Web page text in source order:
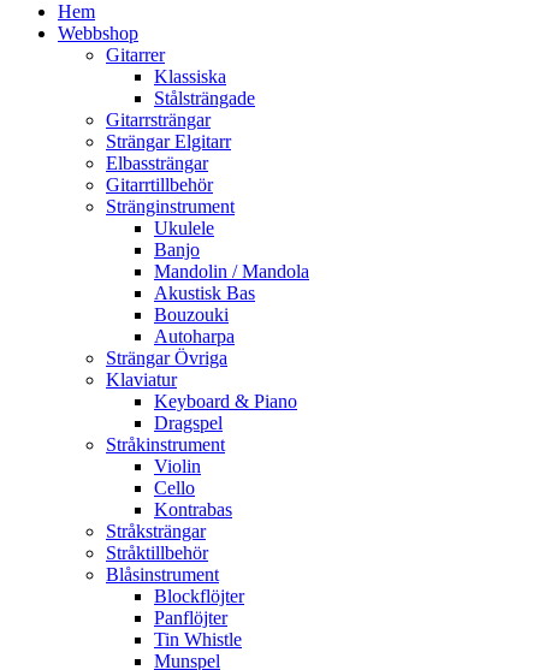
Hem
Webbshop
Gitarrer
Klassiska
Stålsträngade
Gitarrsträngar
Strängar Elgitarr
Elbassträngar
Gitarrtillbehör
Stränginstrument
Ukulele
Banjo
Mandolin / Mandola
Akustisk Bas
Bouzouki
Autoharpa
Strängar Övriga
Klaviatur
Keyboard & Piano
Dragspel
Stråkinstrument
Violin
Cello
Kontrabas
Stråksträngar
Stråktillbehör
Blåsinstrument
Blockflöjter
Panflöjter
Tin Whistle
Munspel